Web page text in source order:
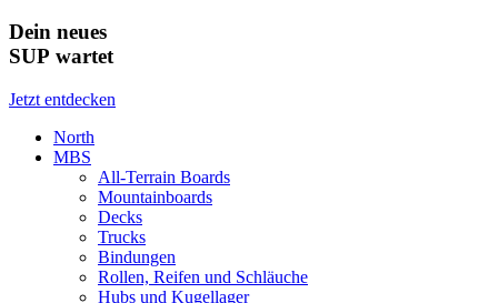
Dein neues
SUP wartet
Jetzt entdecken
North
MBS
All-Terrain Boards
Mountainboards
Decks
Trucks
Bindungen
Rollen, Reifen und Schläuche
Hubs und Kugellager